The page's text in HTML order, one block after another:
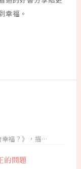
幸福。
幸福？》，描…
的問題